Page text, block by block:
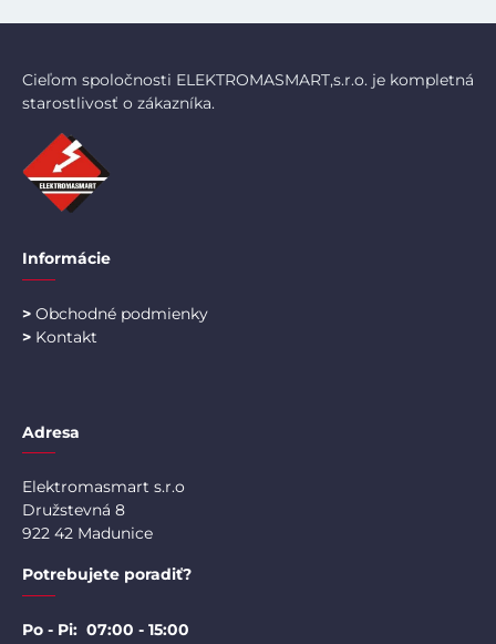
Cieľom spoločnosti ELEKTROMASMART,s.r.o. je kompletná
starostlivosť o zákazníka.
Informácie
> Obchodné podmienky
> Kontakt
Adresa
Elektromasmart s.r.o
Družstevná 8
922 42 Madunice
Potrebujete poradiť?
Po - Pi: 07:00 - 15:00